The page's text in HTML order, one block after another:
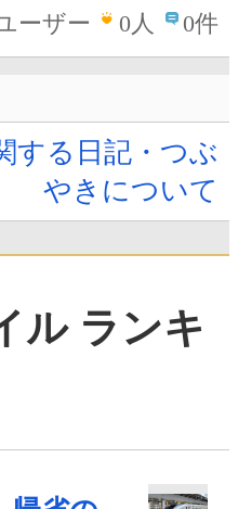
ーザー
0人 0件
する日記・つぶ
やきについて
ル ランキ